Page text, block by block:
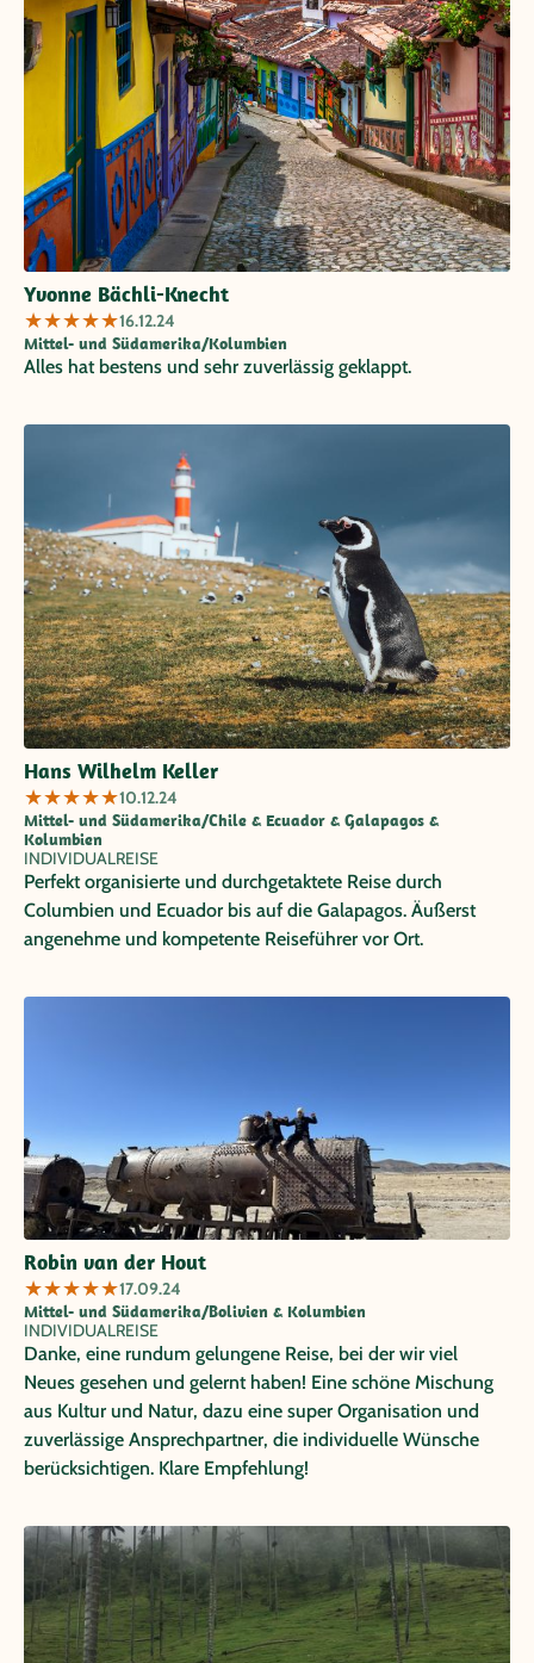
erfüllt, die Transfers haben mehr als perfekt geklappt und
so konnten wir in drei Wochen zwar bei weitem nicht alles,
aber doch sehr viel von dem wunderbaren Land Kolumbien
erleben und erfahren. Für unsere nächste Reise - die wir mit
Sicherheit machen werden - werden wir uns jedenfalls
wieder vertrauensvoll an Papaya Tours wenden :)
Yvonne Bächli-Knecht
★★★★★16.12.24
Mittel- und Südamerika/Kolumbien
Alles hat bestens und sehr zuverlässig geklappt.
Hans Wilhelm Keller
★★★★★10.12.24
Mittel- und Südamerika/Chile & Ecuador & Galapagos &
Kolumbien
INDIVIDUALREISE
Perfekt organisierte und durchgetaktete Reise durch
Columbien und Ecuador bis auf die Galapagos. Äußerst
angenehme und kompetente Reiseführer vor Ort.
Robin van der Hout
★★★★★17.09.24
Mittel- und Südamerika/Bolivien & Kolumbien
INDIVIDUALREISE
Danke, eine rundum gelungene Reise, bei der wir viel
Neues gesehen und gelernt haben! Eine schöne Mischung
aus Kultur und Natur, dazu eine super Organisation und
zuverlässige Ansprechpartner, die individuelle Wünsche
berücksichtigen. Klare Empfehlung!